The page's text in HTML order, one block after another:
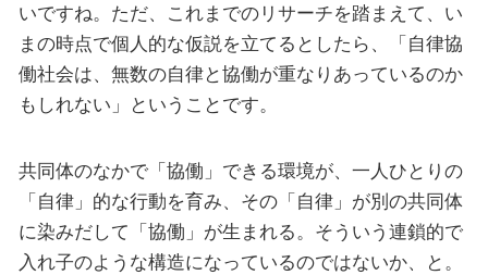
いですね。ただ、これまでのリサーチを踏まえて、い
まの時点で個人的な仮説を立てるとしたら、「自律協
働社会は、無数の自律と協働が重なりあっているのか
もしれない」ということです。
共同体のなかで「協働」できる環境が、一人ひとりの
「自律」的な行動を育み、その「自律」が別の共同体
に染みだして「協働」が生まれる。そういう連鎖的で
入れ子のような構造になっているのではないか、と。